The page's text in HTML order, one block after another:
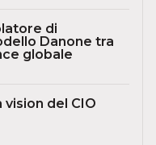
di
Danone tra
globale
vision del CIO